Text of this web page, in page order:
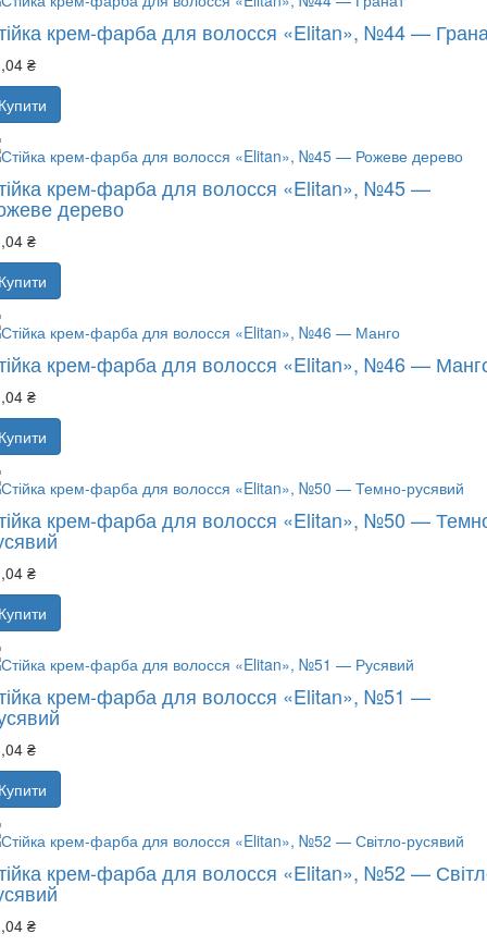
крем-фарба для волосся «Elitan», №44 —
₴
крем-фарба для волосся «Elitan», №45 —
дерево
₴
крем-фарба для волосся «Elitan», №46 —
₴
крем-фарба для волосся «Elitan», №50 —
₴
крем-фарба для волосся «Elitan», №51 —
₴
крем-фарба для волосся «Elitan», №52 —
₴